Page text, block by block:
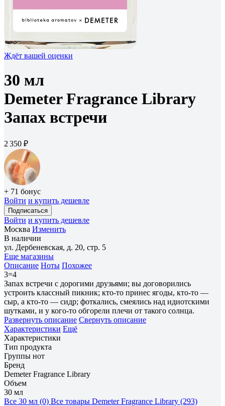
Ждёт вашей оценки
30 мл
Demeter Fragrance Library
Запах встречи
2 350 ₽
+ 71 бонус
Войти и купить дешевле
Подписаться
Войти и купить дешевле
Москва Изменить
В наличии
ул. Дербеневская, д. 20, стр. 5
Еще магазины
Описание Ноты Похожее
3=4
Запах встречи с дорогими друзьями; вы договорились
устроить классный пикник; кто-то принес ягоды, кто-то —
сыр, а кто-то — сидр; фоткались, смеялись над идиотскими
шутками, и у кого-то обгорели плечи от такого солнца.
Развернуть описание Свернуть описание
Характеристики Ещё
Характеристики
Тип продукта
Группы нот
Бренд
Demeter Fragrance Library
Объем
30 мл
Все 30 мл (0) Все товары Demeter Fragrance Library (293)